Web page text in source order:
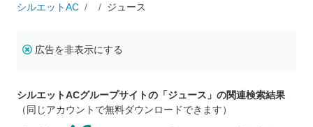
シルエットAC ジュース
広告を非表示にする
シルエットACグループサイトの「ジュース」の関連検索結果
（同じアカウントで無料ダウンロードできます）